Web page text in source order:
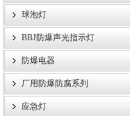
球泡灯
BBJ防爆声光指示灯
防爆电器
厂用防爆防腐系列
应急灯